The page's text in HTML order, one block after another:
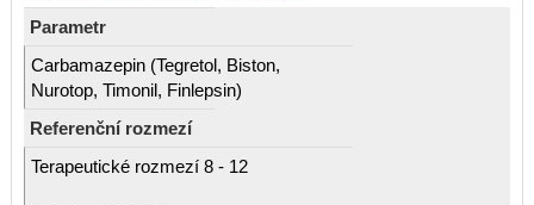
Parametr
Carbamazepin (Tegretol, Biston,
Nurotop, Timonil, Finlepsin)
Referenční rozmezí
Terapeutické rozmezí 8 - 12